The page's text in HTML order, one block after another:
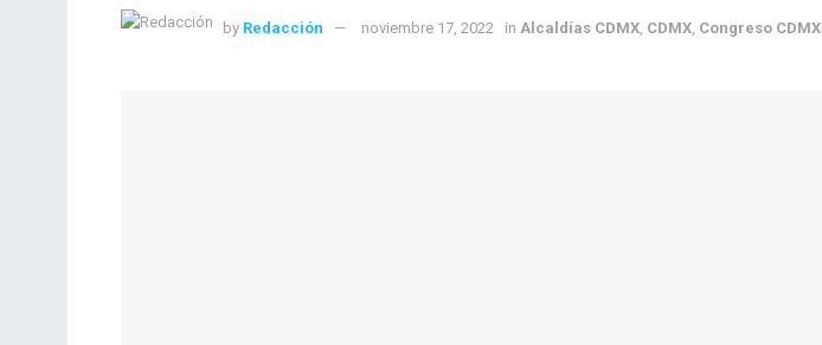
by Redacción noviembre 17, 2022 in Alcaldías CDMX CDMX Congreso CDMX